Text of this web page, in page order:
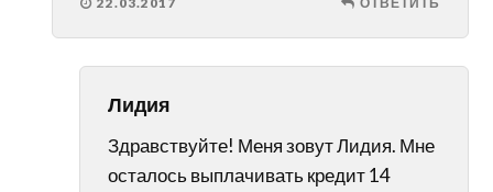
Лидия
Здравствуйте! Меня зовут Лидия. Мне
осталось выплачивать кредит 14